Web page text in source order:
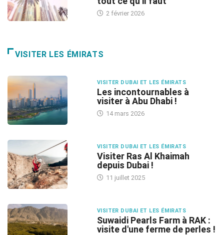
2 février 2026
VISITER LES ÉMIRATS
VISITER DUBAI ET LES ÉMIRATS
Les incontournables à
visiter à Abu Dhabi !
14 mars 2026
VISITER DUBAI ET LES ÉMIRATS
Visiter Ras Al Khaimah
depuis Dubai !
11 juillet 2025
VISITER DUBAI ET LES ÉMIRATS
Suwaidi Pearls Farm à RAK :
visite d'une ferme de perles !